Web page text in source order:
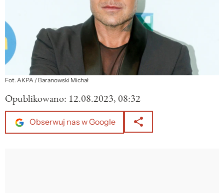
Fot. AKPA / Baranowski Michał
Opublikowano: 12.08.2023, 08:32
Obserwuj nas w Google